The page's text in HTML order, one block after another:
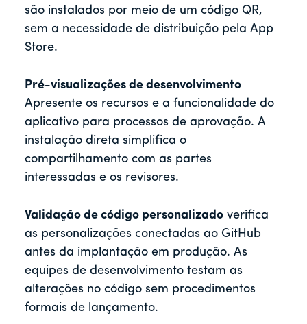
são instalados por meio de um código QR,
sem a necessidade de distribuição pela App
Store.
Pré-visualizações de desenvolvimento
Apresente os recursos e a funcionalidade do
aplicativo para processos de aprovação. A
instalação direta simplifica o
compartilhamento com as partes
interessadas e os revisores.
Validação de código personalizado verifica
as personalizações conectadas ao GitHub
antes da implantação em produção. As
equipes de desenvolvimento testam as
alterações no código sem procedimentos
formais de lançamento.